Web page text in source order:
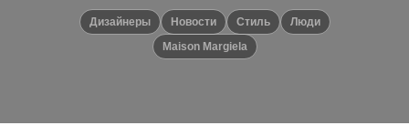
Дизайнеры новости Стиль
люди
Maison Margiela